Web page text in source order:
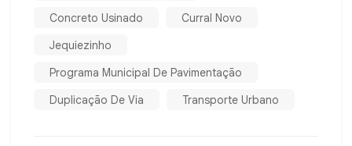
Concreto Usinado
Curral Novo
Jequiezinho
Programa Municipal De Pavimentação
Duplicação De Via
Transporte Urbano